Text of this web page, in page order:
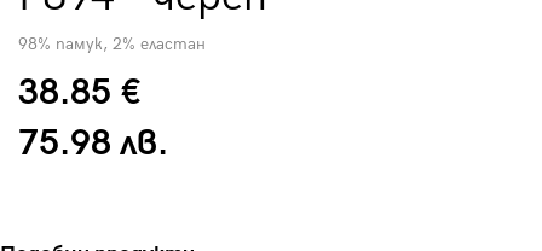
98% памук, 2% еластан
38.85 €
75.98 лв.